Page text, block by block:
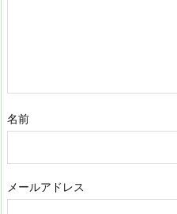
名前
メールアドレス